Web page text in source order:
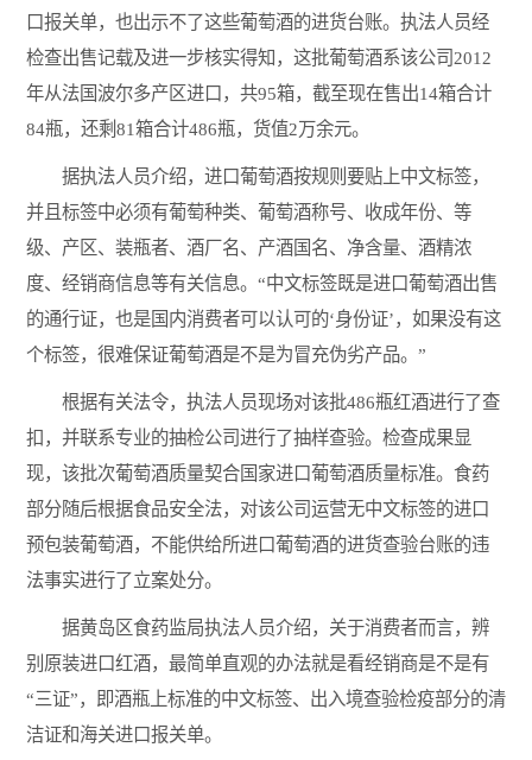
口报关单，也出示不了这些葡萄酒的进货台账。执法人员经
检查出售记载及进一步核实得知，这批葡萄酒系该公司2012
年从法国波尔多产区进口，共95箱，截至现在售出14箱合计
84瓶，还剩81箱合计486瓶，货值2万余元。
据执法人员介绍，进口葡萄酒按规则要贴上中文标签，
并且标签中必须有葡萄种类、葡萄酒称号、收成年份、等
级、产区、装瓶者、酒厂名、产酒国名、净含量、酒精浓
度、经销商信息等有关信息。“中文标签既是进口葡萄酒出售
的通行证，也是国内消费者可以认可的‘身份证’，如果没有这
个标签，很难保证葡萄酒是不是为冒充伪劣产品。”
根据有关法令，执法人员现场对该批486瓶红酒进行了查
扣，并联系专业的抽检公司进行了抽样查验。检查成果显
现，该批次葡萄酒质量契合国家进口葡萄酒质量标准。食药
部分随后根据食品安全法，对该公司运营无中文标签的进口
预包装葡萄酒，不能供给所进口葡萄酒的进货查验台账的违
法事实进行了立案处分。
据黄岛区食药监局执法人员介绍，关于消费者而言，辨
别原装进口红酒，最简单直观的办法就是看经销商是不是有
“三证”，即酒瓶上标准的中文标签、出入境查验检疫部分的清
洁证和海关进口报关单。